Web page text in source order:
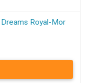
Royal-Mor
3-х штук 70х140 см
100%
Sweet Dreams